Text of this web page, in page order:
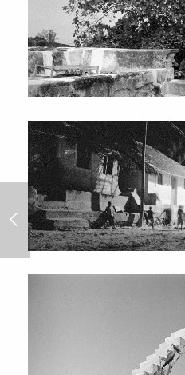
Endless Night